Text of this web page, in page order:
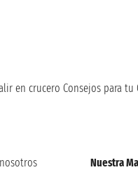
en crucero Consejos para tu
Nuestra